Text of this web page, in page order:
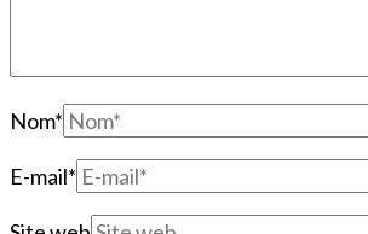
Nom*
E-mail*